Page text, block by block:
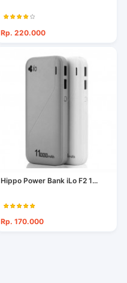
Rp. 220.000
Hippo Power Bank iLo F2 1...
Rp. 170.000